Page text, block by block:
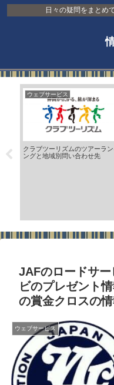
日々の疑問をまとめ
ウェブサービス
クラブツーリズムのツアーラン
ングと地域別問い合わせ先
JAFのロードサ
ビのプレゼント
の賞金クロスの
ウェブサービス